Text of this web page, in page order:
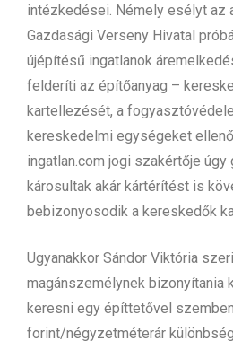
intézkedései. Némely esélyt az
Gazdasági Verseny Hivatal
újépítésű ingatlanok
felderíti az építőanyag –
kartellezését, a
kereskedelmi egységeket
ingatlan.com jogi szakértője úgy
károsultak akár kártérítést is
bebizonyosodik a kereskedők
Ugyanakkor Sándor Viktória
magánszemélynek bizonyítania
keresni egy építtetővel
forint/négyzetméterár